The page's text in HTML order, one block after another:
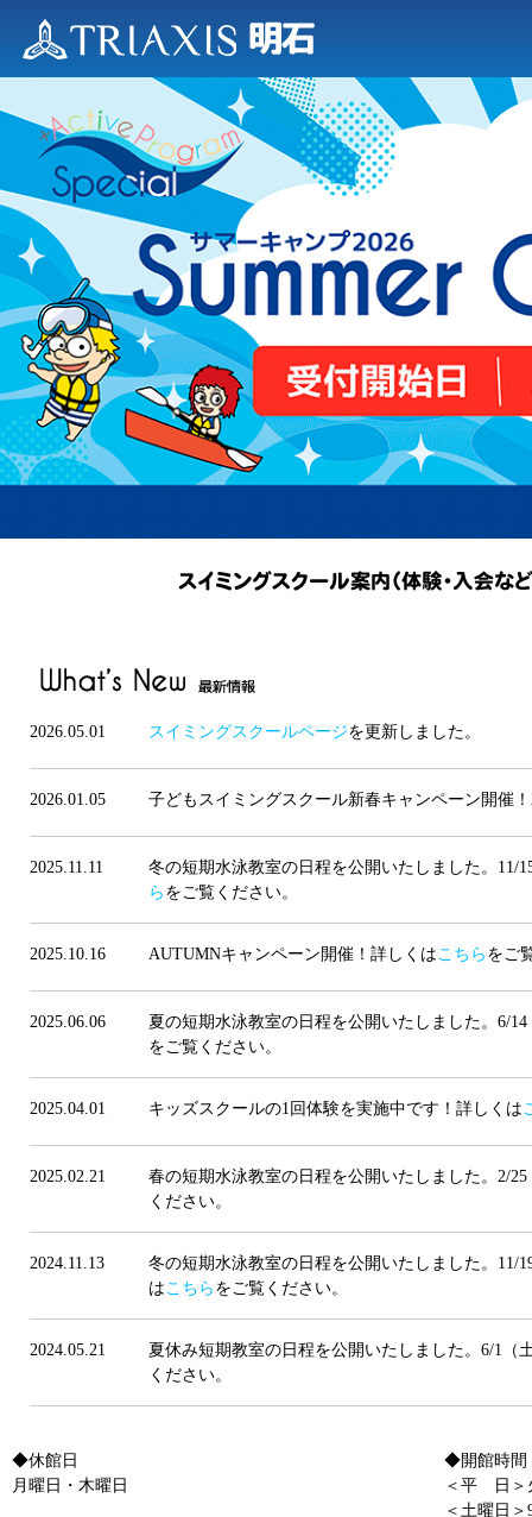
2026.05.01 スイミングスクールページを更新しました。
2026.01.05 子どもスイミングスクール新春キャンペーン開催
2025.11.11
冬の短期水泳教室の日程を公開いたしました。11/
ら をご覧ください。
2025.10.16 AUTUMNキャンペーン開催！詳しくはこちら をご
2025.06.06
夏の短期水泳教室の日程を公開いたしました。6/
をご覧ください。
2025.04.01 キッズスクールの1回体験を実施中です！詳しくは
2025.02.21
春の短期水泳教室の日程を公開いたしました。2/
ください。
2024.11.13
冬の短期水泳教室の日程を公開いたしました。11/
はこちら をご覧ください。
2024.05.21
夏休み短期教室の日程を公開いたしました。6/1（
ください。
◆休館日
月曜日・木曜日
◆開館時間
＜平 日＞
＜土曜日